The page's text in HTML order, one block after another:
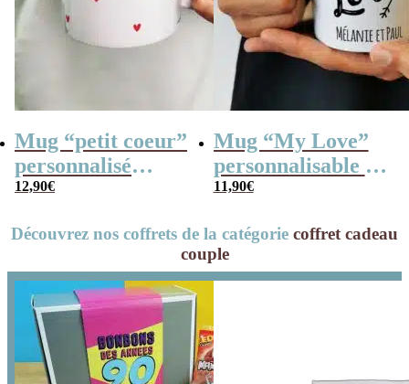
Mug “petit coeur”
personnalisé
(Prénom + date) –
couple
12,90€
Mug “My Love”
personnalisable et
ses guimauves
11,90€
Découvrez nos coffrets de la catégorie coffret cadeau
couple